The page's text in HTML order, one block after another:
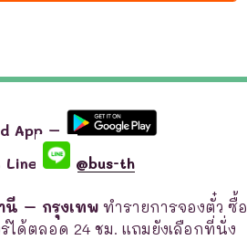
App –
Line
@bus-th
นี – กรุงเทพ ทำรายการจองตั๋ว ซื้อ
ได้ตลอด 24 ชม. แถมยังเลือกที่นั่ง